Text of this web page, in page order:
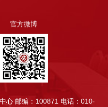
官方微博
心 邮编：100871 电话：010-